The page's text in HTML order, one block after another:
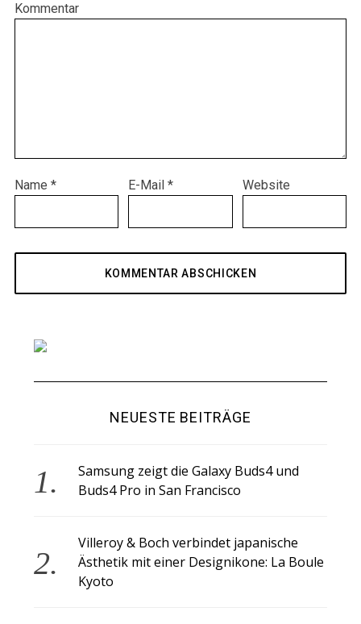
Kommentar
Name * E-Mail* Website
NEUESTE BEITRÄGE
Samsung zeigt die Galaxy Buds4 und
Buds4 Pro in San Francisco
Villeroy & Boch verbindet japanische
Ästhetik mit einer Designikone: La Boule
Kyoto